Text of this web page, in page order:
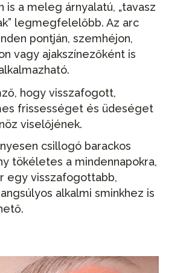
is a meleg árnyalatú, „tavasz
legmegfelelőbb. Az arc
pontján, szemhéjon,
vagy ajakszínezőként is
hogy visszafogott,
frissességet és üdeséget
viselőjének.
csillogó barackos
tökéletes a mindennapokra,
egy visszafogottabb,
alkalmi sminkhez is